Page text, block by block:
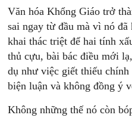
Văn hóa Khổng Giáo trở
sai ngay từ đầu mà vì nó
khai thác triệt để hai tính
thủ cựu, bài bác điều mới
dụ như việc giết thiếu
biện luận và không đồng ý
Không những thế nó còn